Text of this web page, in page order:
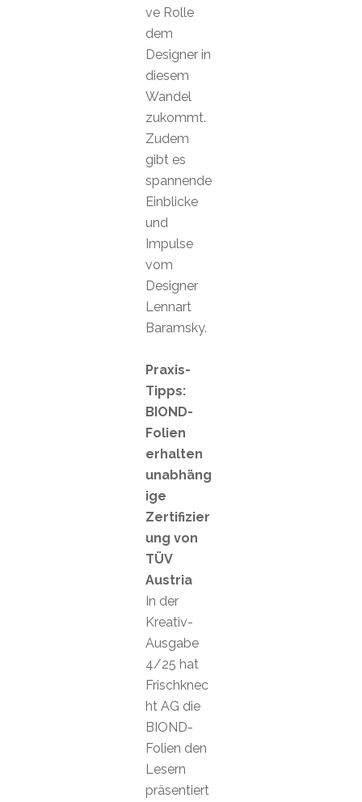
ve Rolle
dem
Designer in
diesem
Wandel
zukommt.
Zudem
gibt es
spannende
Einblicke
und
Impulse
vom
Designer
Lennart
Baramsky.
Praxis-
Tipps:
BIOND-
Folien
erhalten
unabhäng
ige
Zertifizier
ung von
TÜV
Austria
In der
Kreativ-
Ausgabe
4/25 hat
Frischknec
ht AG die
BIOND-
Folien den
Lesern
präsentiert